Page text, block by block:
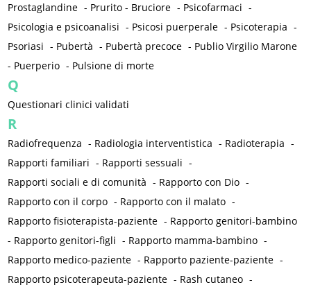
Prostaglandine - Prurito - Bruciore - Psicofarmaci -
Psicologia e psicoanalisi - Psicosi puerperale - Psicoterapia -
Psoriasi - Pubertà - Pubertà precoce - Publio Virgilio Marone
- Puerperio - Pulsione di morte
Q
Questionari clinici validati
R
Radiofrequenza - Radiologia interventistica - Radioterapia -
Rapporti familiari - Rapporti sessuali -
Rapporti sociali e di comunità - Rapporto con Dio -
Rapporto con il corpo - Rapporto con il malato -
Rapporto fisioterapista-paziente - Rapporto genitori-bambino
- Rapporto genitori-figli - Rapporto mamma-bambino -
Rapporto medico-paziente - Rapporto paziente-paziente -
Rapporto psicoterapeuta-paziente - Rash cutaneo -